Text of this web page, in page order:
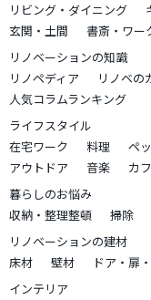
リビング・ダイニング
玄関・土間
書斎・ワー
リノベーションの知識
リノペディア
リノベの
人気コラムランキング
ライフスタイル
在宅ワーク
料理 ペ
アウトドア
音楽
カ
暮らしのお悩み
収納・整理整頓
掃除
リノベーションの建材
床材
壁材 ドア・扉
インテリア